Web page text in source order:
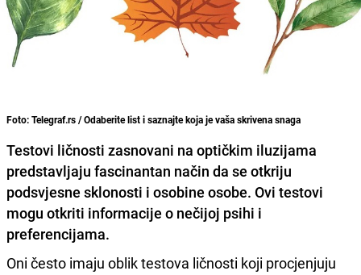
Foto: Telegraf.rs / Odaberite list i saznajte koja je vaša skrivena snaga
Testovi ličnosti zasnovani na optičkim iluzijama
predstavljaju fascinantan način da se otkriju
podsvjesne sklonosti i osobine osobe. Ovi testovi
mogu otkriti informacije o nečijoj psihi i
preferencijama.
Oni često imaju oblik testova ličnosti koji procjenjuju